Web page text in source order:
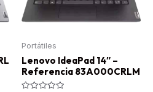
Portátiles
Lenovo IdeaPad 14″ –
Referencia 83A000CRLM